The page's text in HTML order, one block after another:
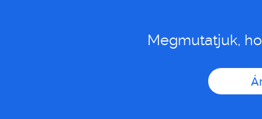
Megmutatjuk,